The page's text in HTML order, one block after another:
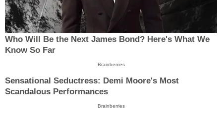
Who Will Be the Next James Bond? Here's What We
Know So Far
Brainberries
Sensational Seductress: Demi Moore's Most
Scandalous Performances
Brainberries